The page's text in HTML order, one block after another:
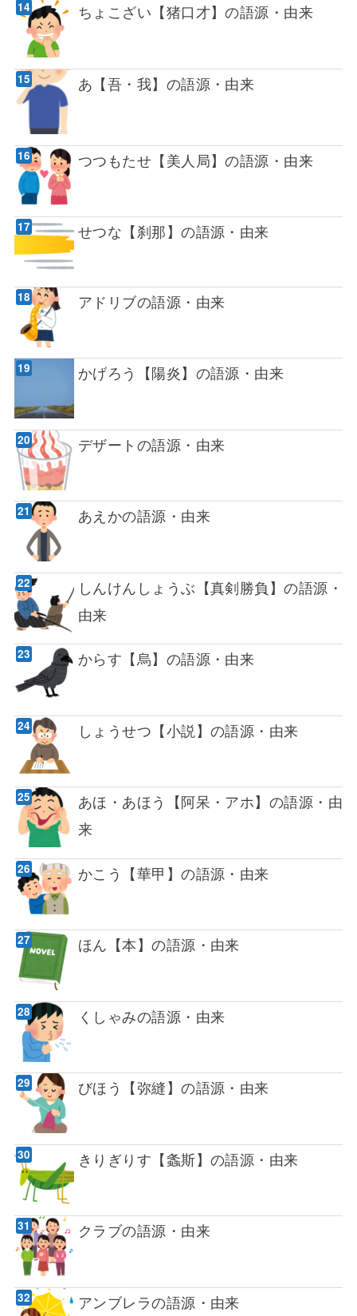
ちょこざい【猪口才】の語源・由来
あ【吾・我】の語源・由来
つつもたせ【美人局】の語源・由来
せつな【刹那】の語源・由来
アドリブの語源・由来
かげろう【陽炎】の語源・由来
デザートの語源・由来
あえかの語源・由来
しんけんしょうぶ【真剣勝負】の語源・
由来
からす【烏】の語源・由来
しょうせつ【小説】の語源・由来
あほ・あほう【阿呆・アホ】の語源・由
来
かこう【華甲】の語源・由来
ほん【本】の語源・由来
くしゃみの語源・由来
びほう【弥縫】の語源・由来
きりぎりす【螽斯】の語源・由来
クラブの語源・由来
アンブレラの語源・由来